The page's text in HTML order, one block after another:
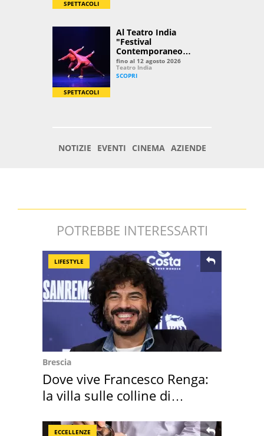
POTREBBE INTERESSARTI
LIFESTYLE
Brescia
Dove vive Francesco Renga:
la villa sulle colline di
ECCELLENZE